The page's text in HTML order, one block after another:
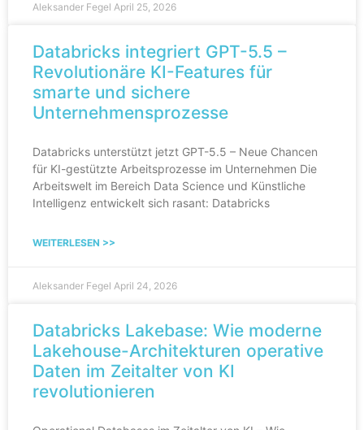
Aleksander Fegel April 25, 2026
Databricks integriert GPT-5.5 –
Revolutionäre KI-Features für
smarte und sichere
Unternehmensprozesse
Databricks unterstützt jetzt GPT-5.5 – Neue Chancen
für KI-gestützte Arbeitsprozesse im Unternehmen Die
Arbeitswelt im Bereich Data Science und Künstliche
Intelligenz entwickelt sich rasant: Databricks
WEITERLESEN >>
Aleksander Fegel April 24, 2026
Databricks Lakebase: Wie moderne
Lakehouse-Architekturen operative
Daten im Zeitalter von KI
revolutionieren